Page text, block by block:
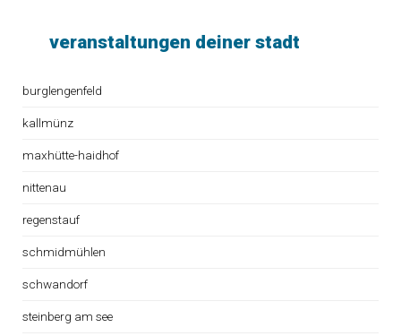
veranstaltungen deiner stadt
burglengenfeld
kallmünz
maxhütte-haidhof
nittenau
regenstauf
schmidmühlen
schwandorf
steinberg am see